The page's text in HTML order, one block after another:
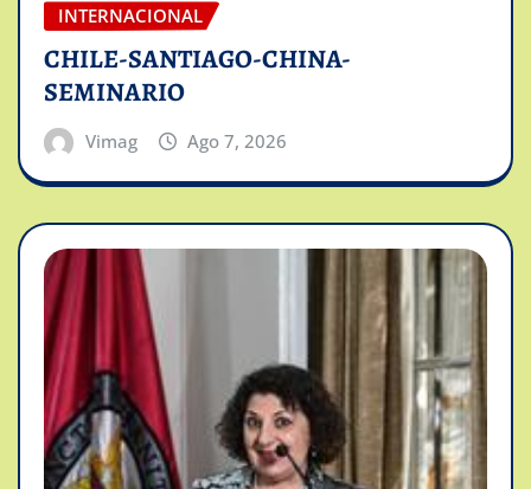
INTERNACIONAL
CHILE-SANTIAGO-CHINA-
SEMINARIO
Vimag Ago 7, 2026